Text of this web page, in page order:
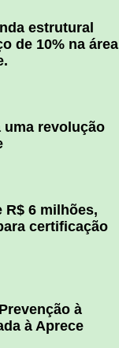
estrutural
de 10% na área
uma revolução
R$ 6 milhões,
certificação
à
à Aprece